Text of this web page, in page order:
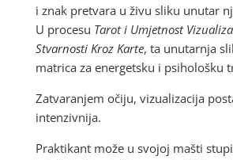
i znak pretvara u živu sliku unutar
U procesu Tarot i Umjetnost
Stvarnosti Kroz Karte, ta unutarnja
matrica za energetsku i psihološku
Zatvaranjem očiju, vizualizacija
intenzivnija.
Praktikant može u svojoj mašti